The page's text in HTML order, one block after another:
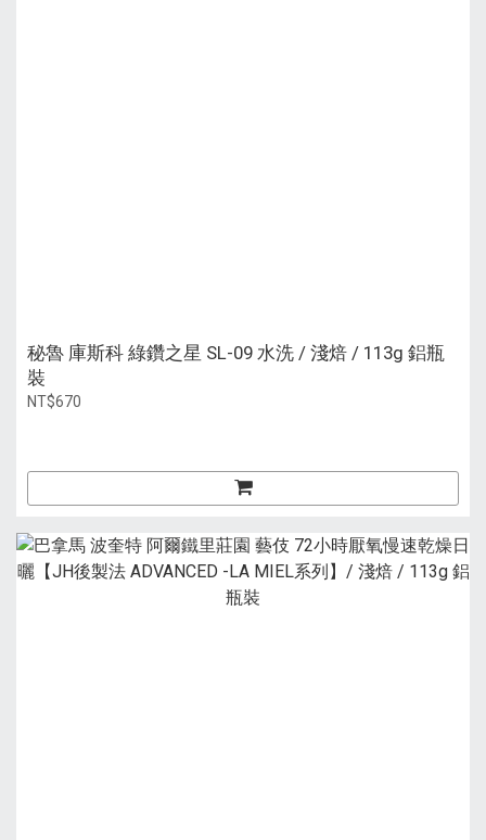
秘魯 庫斯科 綠鑽之星 SL-09 水洗 / 淺焙 / 113g 鋁瓶
裝
NT$670